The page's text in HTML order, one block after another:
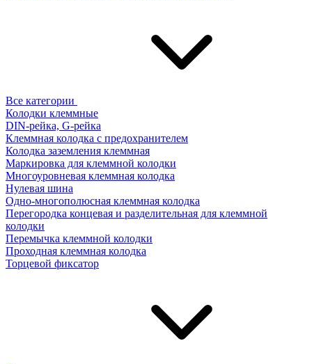
Все категории
Колодки клеммные
DIN-рейка, G-рейка
Клеммная колодка с предохранителем
Колодка заземления клеммная
Маркировка для клеммной колодки
Многоуровневая клеммная колодка
Нулевая шина
Одно-многополюсная клеммная колодка
Перегородка концевая и разделительная для клеммной
колодки
Перемычка клеммной колодки
Проходная клеммная колодка
Торцевой фиксатор